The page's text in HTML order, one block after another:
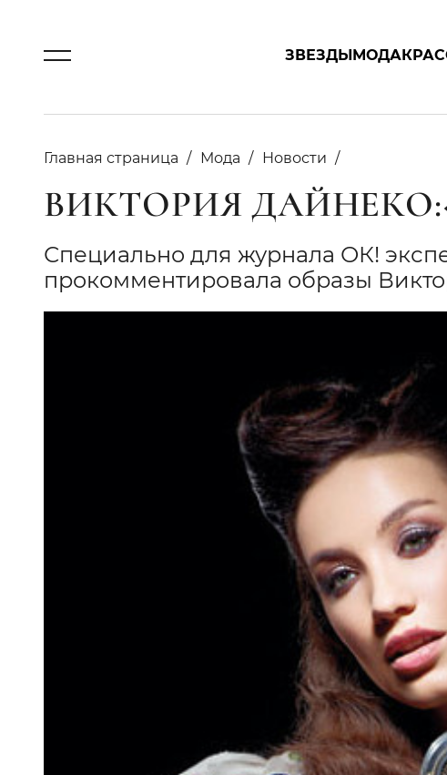
ЗВЕЗДЫМОДА
Главная страница Мода Новости
ВИКТОРИЯ
Специально для журнала ОК!
прокомментировала образы